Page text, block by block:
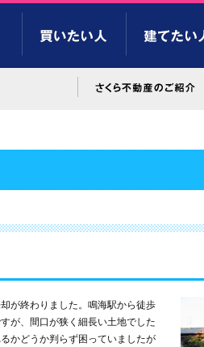
が終わりました。鳴海駅から徒歩
が、間口が狭く細長い土地でした
かどうか判らず困っていましたが